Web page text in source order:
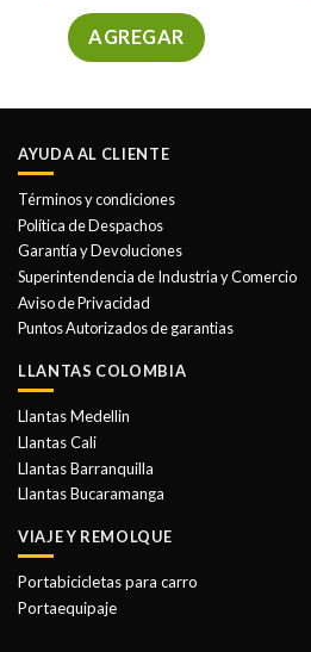
AGREGAR
AYUDA AL CLIENTE
Términos y condiciones
Política de Despachos
Garantía y Devoluciones
Superintendencia de Industria y Comercio
Aviso de Privacidad
Puntos Autorizados de garantias
LLANTAS COLOMBIA
Llantas Medellin
Llantas Cali
Llantas Barranquilla
Llantas Bucaramanga
VIAJE Y REMOLQUE
Portabicicletas para carro
Portaequipaje